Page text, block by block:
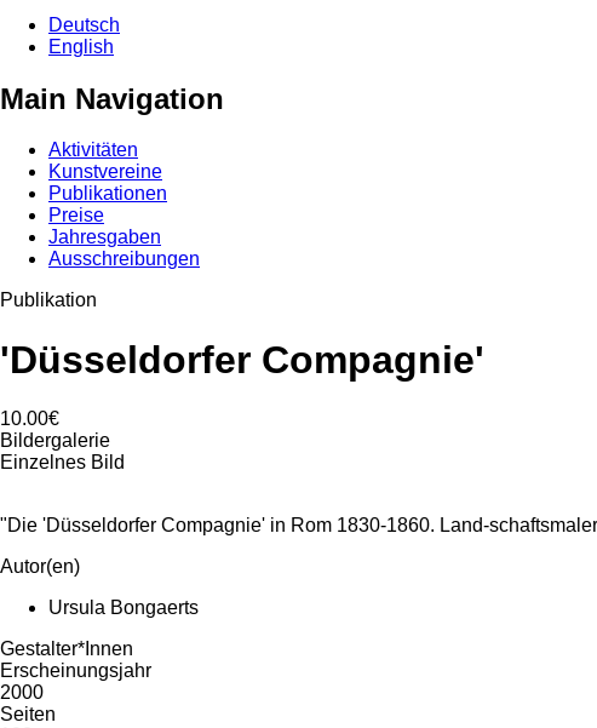
Deutsch
English
Main Navigation
Aktivitäten
Kunstvereine
Publikationen
Preise
Jahresgaben
Ausschreibungen
Publikation
'Düsseldorfer Compagnie'
10.00€
Bildergalerie
Einzelnes Bild
"Die 'Düsseldorfer Compagnie' in Rom 1830-1860. Land-
Autor(en)
Ursula Bongaerts
Gestalter*Innen
Erscheinungsjahr
2000
Seiten